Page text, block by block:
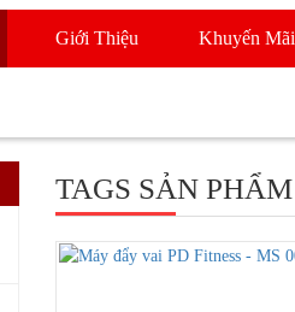
Giới Thiệu Khuyến Mãi
TAGS SẢN PHẨM